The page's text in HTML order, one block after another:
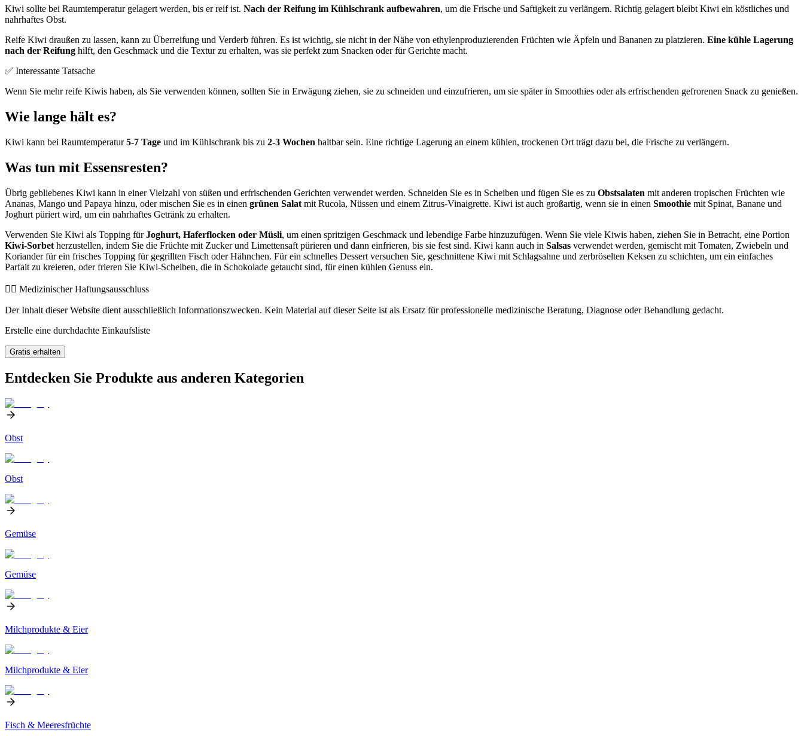
Kiwi sollte bei Raumtemperatur gelagert werden, bis er reif ist. Nach der Reifung im Kühlschrank aufbewahren, um die Frische und Saftigkeit zu verlängern. Richtig gelagert bleibt Kiwi ein köstliches und
nahrhaftes Obst.
Reife Kiwi draußen zu lassen, kann zu Überreifung und Verderb führen. Es ist wichtig, sie nicht in der Nähe von ethylenproduzierenden Früchten wie Äpfeln und Bananen zu platzieren. Eine kühle Lagerung
nach der Reifung hilft, den Geschmack und die Textur zu erhalten, was sie perfekt zum Snacken oder für Gerichte macht.
✅ Interessante Tatsache
Wenn Sie mehr reife Kiwis haben, als Sie verwenden können, sollten Sie in Erwägung ziehen, sie zu schneiden und einzufrieren, um sie später in Smoothies oder als erfrischenden gefrorenen Snack zu genießen.
Wie lange hält es?
Kiwi kann bei Raumtemperatur5-7 Tage und im Kühlschrank bis zu 2-3 Wochen haltbar sein. Eine richtige Lagerung an einem kühlen, trockenen Ort trägt dazu bei, die Frische zu verlängern.
Was tun mit Essensresten?
Übrig gebliebenes Kiwi kann in einer Vielzahl von süßen und erfrischenden Gerichten verwendet werden. Schneiden Sie es in Scheiben und fügen Sie es zu Obstsalaten mit anderen tropischen Früchten wie
Ananas, Mango und Papaya hinzu, oder mischen Sie es in einen grünen Salat mit Rucola, Nüssen und einem Zitrus-Vinaigrette. Kiwi ist auch großartig, wenn sie in einen Smoothie mit Spinat, Banane und
Joghurt püriert wird, um ein nahrhaftes Getränk zu erhalten.
Verwenden Sie Kiwi als Topping fürJoghurt, Haferflocken oder Müsli, um einen spritzigen Geschmack und lebendige Farbe hinzuzufügen. Wenn Sie viele Kiwis haben, ziehen Sie in Betracht, eine Portion
Kiwi-Sorbet herzustellen, indem Sie die Früchte mit Zucker und Limettensaft pürieren und dann einfrieren, bis sie fest sind. Kiwi kann auch in Salsas verwendet werden, gemischt mit Tomaten, Zwiebeln und
Koriander für ein frisches Topping für gegrillten Fisch oder Hähnchen. Für ein schnelles Dessert versuchen Sie, geschnittene Kiwi mit Schlagsahne und zerbröselten Keksen zu schichten, um ein einfaches
Parfait zu kreieren, oder frieren Sie Kiwi-Scheiben, die in Schokolade getaucht sind, für einen kühlen Genuss ein.
👨‍⚕️️ Medizinischer Haftungsausschluss
Der Inhalt dieser Website dient ausschließlich Informationszwecken. Kein Material auf dieser Seite ist als Ersatz für professionelle medizinische Beratung, Diagnose oder Behandlung gedacht.
Erstelle eine durchdachte Einkaufsliste
Gratis erhalten
Entdecken Sie Produkte aus anderen Kategorien
Obst
Obst
Gemüse
Gemüse
Milchprodukte & Eier
Milchprodukte & Eier
Fisch & Meeresfrüchte